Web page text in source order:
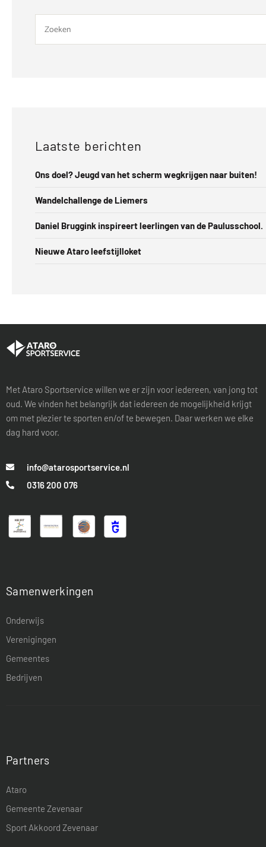
Laatste berichten
Ons doel? Jeugd van het scherm wegkrijgen naar buiten!
Wandelchallenge de Liemers
Daniel Bruggink inspireert leerlingen van de Paulusschool.
Nieuwe Ataro leefstijlloket
Met Ataro Sportservice willen we er zijn voor iedereen, van jong tot
oud. We vinden het belangrijk dat iedereen de mogelijkheid krijgt
om met plezier te sporten en/of te bewegen. Daar werken we elke
dag hard voor.
info@atarosportservice.nl
0316 200 076
Samenwerkingen
Onderwijs
Verenigingen
Gemeentes
Bedrijven
Partners
Ataro
Gemeente Zevenaar
Sport Akkoord Zevenaar